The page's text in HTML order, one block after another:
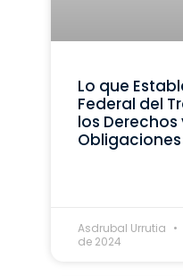
Lo que
Federal del
los Derechos
Asdrubal Urrutia
de 2024